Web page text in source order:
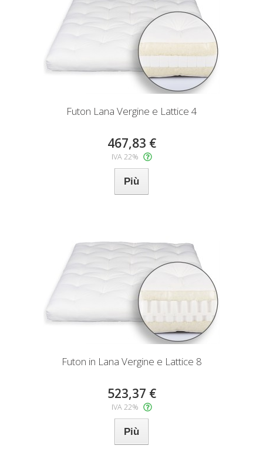
Futon Lana Vergine e Lattice 4
467,83 €
IVA 22%
Più
Futon in Lana Vergine e Lattice 8
523,37 €
IVA 22%
Più